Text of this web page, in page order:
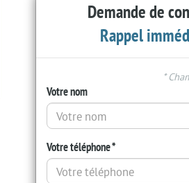
Demande de
Rappel
*
Votre nom
Votre téléphone *